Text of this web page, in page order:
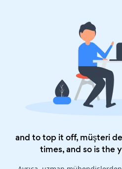
and to top it off, müşteri
times, and so is the